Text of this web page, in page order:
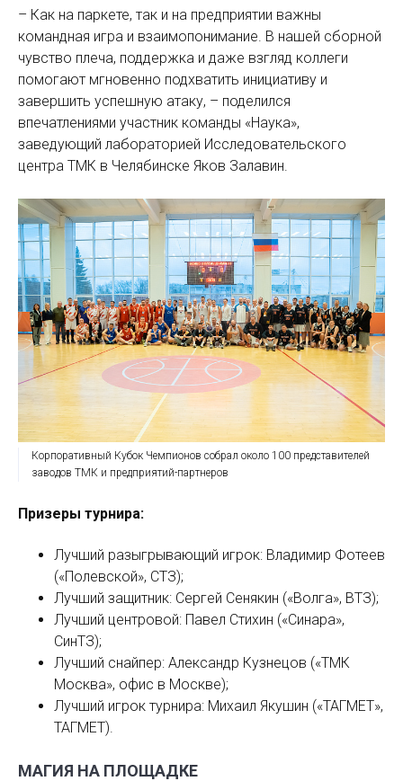
– Как на паркете, так и на предприятии важны
командная игра и взаимопонимание. В нашей сборной
чувство плеча, поддержка и даже взгляд коллеги
помогают мгновенно подхватить инициативу и
завершить успешную атаку, – поделился
впечатлениями участник команды «Наука»,
заведующий лабораторией Исследовательского
центра ТМК в Челябинске Яков Залавин.
Корпоративный Кубок Чемпионов собрал около 100 представителей
заводов ТМК и предприятий-партнеров
Призеры турнира:
Лучший разыгрывающий игрок: Владимир Фотеев
(«Полевской», СТЗ);
Лучший защитник: Сергей Сенякин («Волга», ВТЗ);
Лучший центровой: Павел Стихин («Синара»,
СинТЗ);
Лучший снайпер: Александр Кузнецов («ТМК
Москва», офис в Москве);
Лучший игрок турнира: Михаил Якушин («ТАГМЕТ»,
ТАГМЕТ).
МАГИЯ НА ПЛОЩАДКЕ